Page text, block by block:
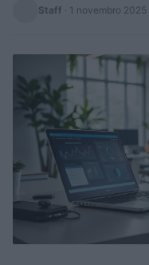
Staff · 1 novembro 2025